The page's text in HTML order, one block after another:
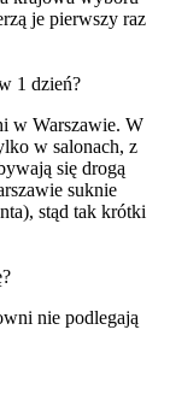
je pierwszy raz
1 dzień?
w Warszawie. W
w salonach, z
się drogą
suknie
stąd tak krótki
nie podlegają